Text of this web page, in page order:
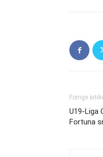
Forrige
U19-Liga
Fortuna